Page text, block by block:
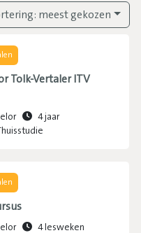
meest gekozen
Tolk-Vertaler ITV
4 jaar
4 lesweken